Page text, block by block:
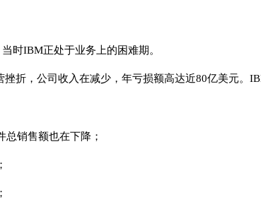
时IBM正处于业务上的困难期。
折，公司收入在减少，年亏损额高达近80亿美元。
销售额也在下降；